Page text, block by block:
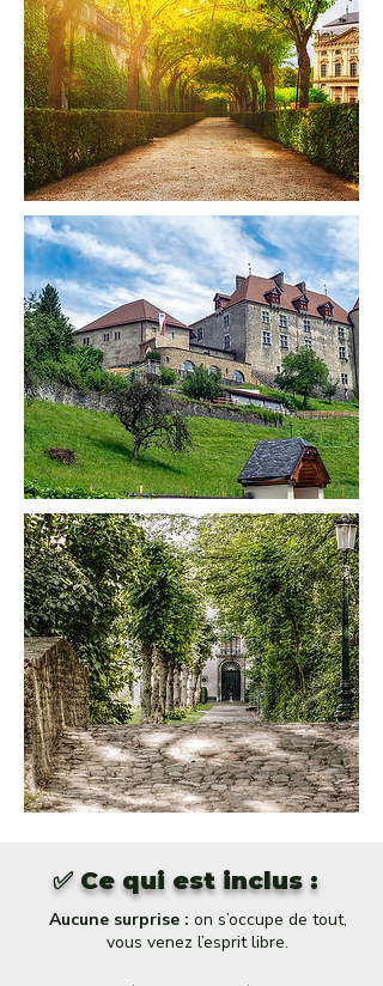
✅ Ce qui est inclus :
Aucune surprise : on s’occupe de tout,
vous venez l’esprit libre.